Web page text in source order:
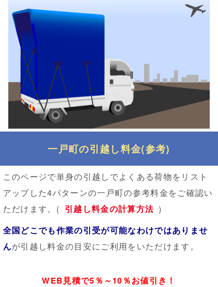
一戸町の引越し料金(参考)
このページで単身の引越しでよくある荷物をリスト
アップした4パターンの一戸町の参考料金をご確認い
ただけます。( 引越し料金の計算方法 )
全国どこでも作業の引受が可能なわけではありませ
んが引越し料金の目安にご利用をいただけます。
WEB見積で5％～10％お値引き！